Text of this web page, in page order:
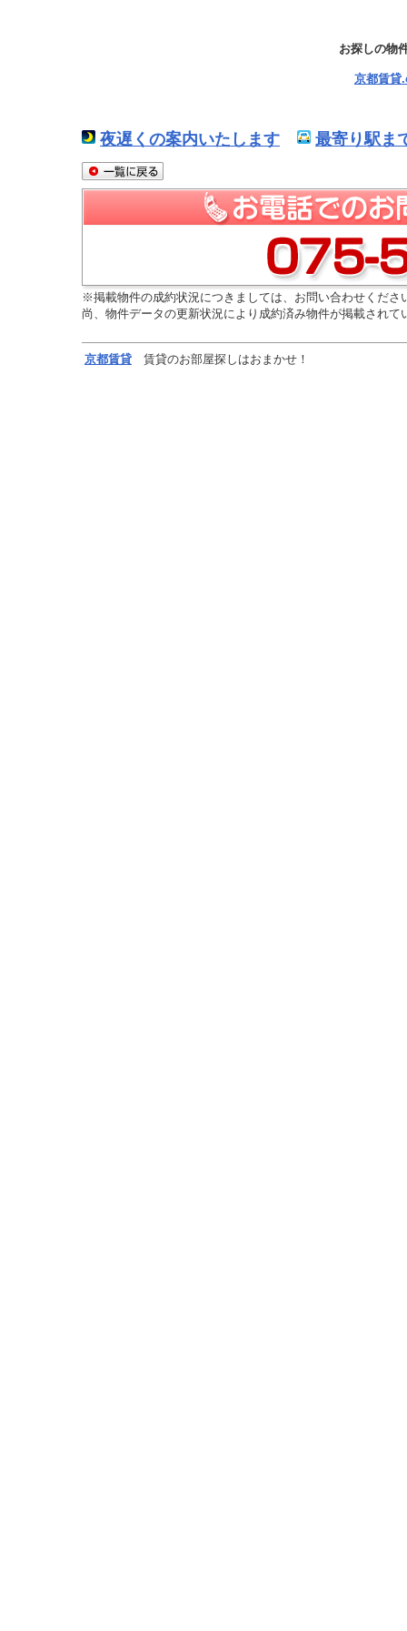
お探しの物
京都賃貸
夜遅くの案内いたします 最寄り駅ま
※掲載物件の成約状況につきましては、お問い合わせくださ
尚、物件データの更新状況により成約済み物件が掲載され
京都賃貸 賃貸のお部屋探しはおまかせ！